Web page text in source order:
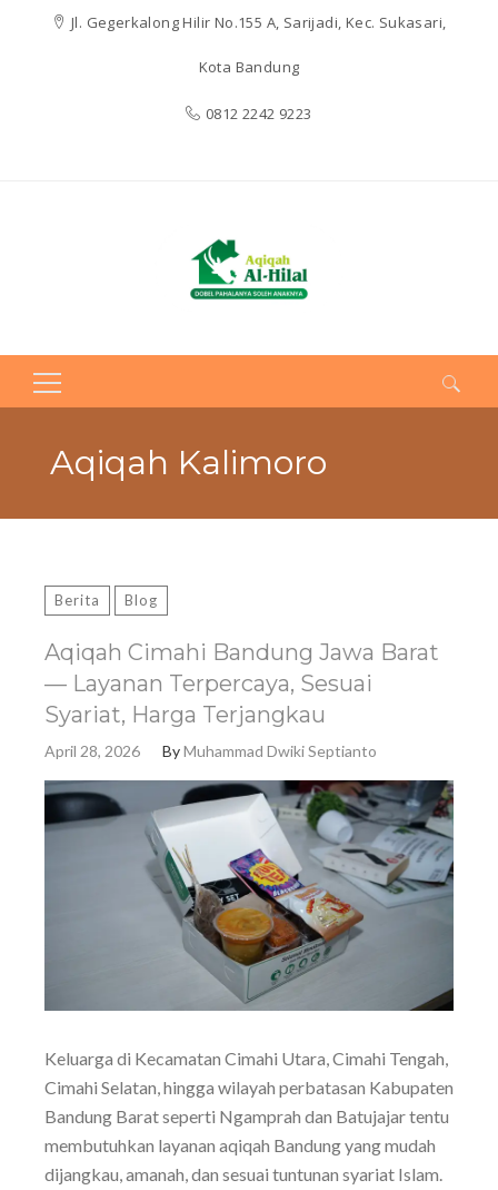
Jl. Gegerkalong Hilir No.155 A, Sarijadi, Kec. Sukasari,
Kota Bandung
0812 2242 9223
Search
Aqiqah Kalimoro
Berita Blog
Aqiqah Cimahi Bandung Jawa Barat
— Layanan Terpercaya, Sesuai
Syariat, Harga Terjangkau
April 28, 2026 ByMuhammad Dwiki Septianto
Keluarga di Kecamatan Cimahi Utara, Cimahi Tengah,
Cimahi Selatan, hingga wilayah perbatasan Kabupaten
Bandung Barat seperti Ngamprah dan Batujajar tentu
membutuhkan layanan aqiqah Bandung yang mudah
dijangkau, amanah, dan sesuai tuntunan syariat Islam.